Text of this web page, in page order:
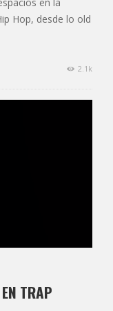
en la
Hop, desde lo old
2.1k
TRAP